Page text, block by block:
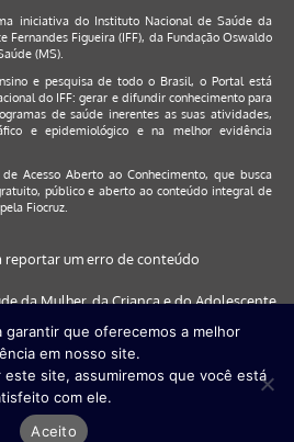
iniciativa do Instituto Nacional de Saúde da
Fernandes Figueira (IFF), da Fundação Oswaldo
(MS).
e pesquisa de todo o Brasil, o Portal está
do IFF: gerar e difundir conhecimento para
de saúde inerentes as suas atividades,
e epidemiológico e na melhor evidência
de Acesso Aberto ao Conhecimento, que busca
público e aberto ao conteúdo integral de
Fiocruz.
reportar um erro de conteúdo
da Mulher, da Criança e do Adolescente
nos navegadores: Google Chrome (a
Explorer (a partir da versão 9) | FireFox (
da versão 29)
porQuattri Design
garantir que oferecemos a melhor
em nosso site.
este site, assumiremos que você está
com ele.
Aceito